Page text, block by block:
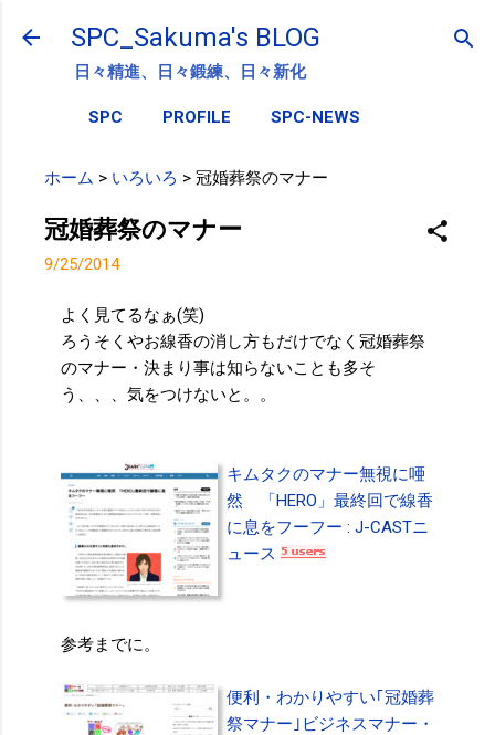
スキップしてメイン コンテンツに移動
SPC_Sakuma's BLOG
日々精進、日々鍛練、日々新化
SPC PROFILE SPC-NEWS
ホーム > いろいろ > 冠婚葬祭のマナー
冠婚葬祭のマナー
9/25/2014
よく見てるなぁ(笑)
ろうそくやお線香の消し方もだけでなく冠婚葬祭
のマナー・決まり事は知らないことも多そ
う、、、気をつけないと。。
キムタクのマナー無視に唖
然 「HERO」最終回で線香
に息をフーフー : J-CASTニ
ュース
参考までに。
便利・わかりやすい｢冠婚葬
祭マナー｣ビジネスマナー・